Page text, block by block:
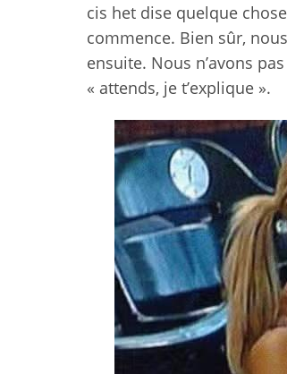
cis het dise quelque
commence. Bien sûr,
ensuite. Nous n’avons
« attends, je t’explique ».